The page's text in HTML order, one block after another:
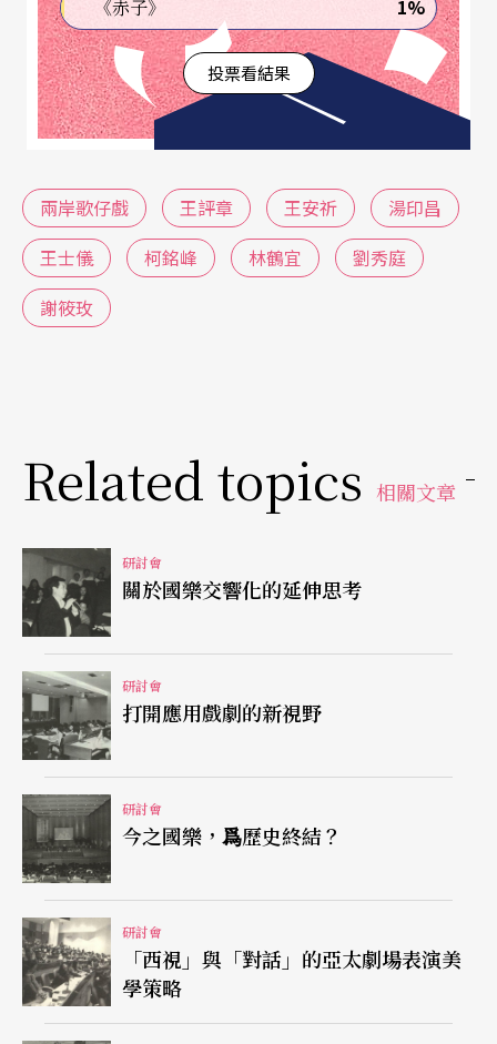
回歸劇種特徵與意識
劇種意識不是僵化的概念，王評章強調，它既是
「對劇種傳統藝術特徵的瞭解和運用」，「還包括
對劇種獨特的創造力的領悟和理解」。如何以薌劇
的劇種意識來消化、磨合新吸收進來的現代藝術，
「現在乃至今後都是一個重要的話題」。
曲史寫法。整篇文章的評價相當客觀而全面，讓人
看到往後時代演進，以戲曲意識、劇種意識來創作
政治歷史背景影響語體選擇
誠如所言。不過，回歸劇種意識，似乎會遇到現實
環境的阻撓，另一篇論文無意中表露了此點。創作
出名劇《煎石記》、現任漳州市戲劇硏究所副所長
湯印昌所發表《漳州薌劇戲劇語言三種話語方式
分析》一文，說明了薌劇的三種寫作文字。衆所周
知，閩南語書面化尙無規範，薌劇劇本究竟怎樣書
寫閩南語？王評章論述語言時並未提及，只約略將
薌劇的文字分成兩種：「詩化寫作」和有「方言詩
意、方言意識」的寫作；前者是文人的、文學的，
舞台效果較差，後者則是口語的，具有方言之美
《赤子》 1%
投票看結果
兩岸歌仔戲 王評章 王安祈
湯印昌
王士儀
柯銘峰 林鶴宜
劉秀庭
謝筱玫
Related topics 相關文章
研討會
關於國樂交響化的延伸思考
研討會
打開應用戲劇的新視野
研討會
今之國樂，爲歷史終結？
研討會
「西視」與「對話」的亞太劇場表演美
學策略